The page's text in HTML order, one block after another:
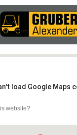
load Google Maps
website?